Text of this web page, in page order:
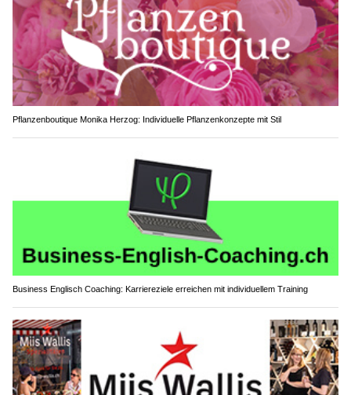
Pflanzenboutique Monika Herzog: Individuelle Pflanzenkonzepte mit Stil
Business Englisch Coaching: Karriereziele erreichen mit individuellem Training